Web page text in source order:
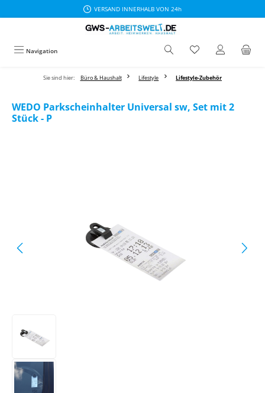
VERSAND INNERHALB VON 24h
Navigation
Sie sind hier: Büro & Haushalt Lifestyle Lifestyle-Zubehör
WEDO Parkscheinhalter Universal sw, Set mit 2
Stück - P